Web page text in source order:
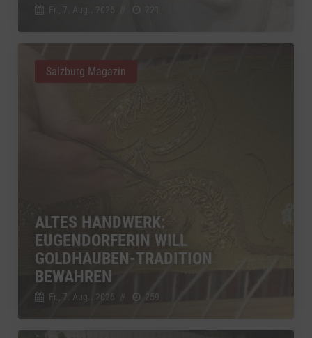
Fr., 7. Aug.. 2026
ALTES HANDWERK:
EUGENDORFERIN WILL
GOLDHAUBEN-TRADITION
BEWAHREN
Fr., 7. Aug.. 2026 // 259
Salzburg Magazin